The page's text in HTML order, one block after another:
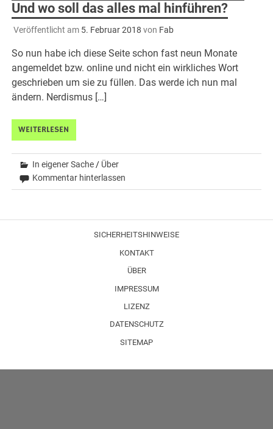
Und wo soll das alles mal hinführen?
Veröffentlicht am 5. Februar 2018 von Fab
So nun habe ich diese Seite schon fast neun Monate
angemeldet bzw. online und nicht ein wirkliches Wort
geschrieben um sie zu füllen. Das werde ich nun mal
ändern. Nerdismus […]
WEITERLESEN
In eigener Sache / Über
Kommentar hinterlassen
SICHERHEITSHINWEISE
KONTAKT
ÜBER
IMPRESSUM
LIZENZ
DATENSCHUTZ
SITEMAP